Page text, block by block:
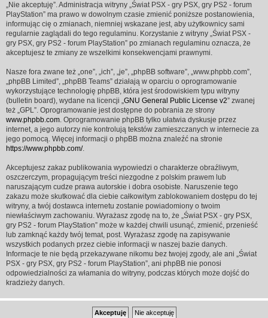
„Nie akceptuję”. Administracja witryny „Świat PSX - gry PSX, gry PS2 - forum
PlayStation” ma prawo w dowolnym czasie zmienić poniższe postanowienia,
informując cię o zmianach, niemniej wskazane jest, aby użytkownicy sami
regularnie zaglądali do tego regulaminu. Korzystanie z witryny „Świat PSX -
gry PSX, gry PS2 - forum PlayStation” po zmianach regulaminu oznacza, że
akceptujesz te zmiany ze wszelkimi konsekwencjami prawnymi.
Nasze fora zwane też „one”, „ich”, „je”, „phpBB software”, „www.phpbb.com”,
„phpBB Limited”, „phpBB Teams” działają w oparciu o oprogramowanie
wykorzystujące technologię phpBB, która jest środowiskiem typu witryny
(bulletin board), wydane na licencji „GNU General Public License v2” zwanej
też „GPL”. Oprogramowanie jest dostępne do pobrania ze strony
www.phpbb.com. Oprogramowanie phpBB tylko ułatwia dyskusje przez
internet, a jego autorzy nie kontrolują tekstów zamieszczanych w internecie za
jego pomocą. Więcej informacji o phpBB można znaleźć na stronie
https://www.phpbb.com/.
Akceptujesz zakaz publikowania wypowiedzi o charakterze obraźliwym,
oszczerczym, propagującym treści niezgodne z polskim prawem lub
naruszającym cudze prawa autorskie i dobra osobiste. Naruszenie tego
zakazu może skutkować dla ciebie całkowitym zablokowaniem dostępu do tej
witryny, a twój dostawca internetu zostanie powiadomiony o twoim
niewłaściwym zachowaniu. Wyrażasz zgodę na to, że „Świat PSX - gry PSX,
gry PS2 - forum PlayStation” może w każdej chwili usunąć, zmienić, przenieść
lub zamknąć każdy twój temat, post. Wyrażasz zgodę na zapisywanie
wszystkich podanych przez ciebie informacji w naszej bazie danych.
Informacje te nie będą przekazywane nikomu bez twojej zgody, ale ani „Świat
PSX - gry PSX, gry PS2 - forum PlayStation”, ani phpBB nie ponosi
odpowiedzialności za włamania do witryny, podczas których może dojść do
kradzieży danych.